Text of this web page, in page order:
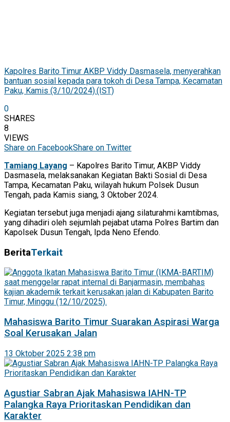
Kapolres Barito Timur AKBP Viddy Dasmasela, menyerahkan
bantuan sosial kepada para tokoh di Desa Tampa, Kecamatan
Paku, Kamis (3/10/2024).(IST)
0
SHARES
8
VIEWS
Share on FacebookShare on Twitter
Tamiang Layang – Kapolres Barito Timur, AKBP Viddy
Dasmasela, melaksanakan Kegiatan Bakti Sosial di Desa
Tampa, Kecamatan Paku, wilayah hukum Polsek Dusun
Tengah, pada Kamis siang, 3 Oktober 2024.
Kegiatan tersebut juga menjadi ajang silaturahmi kamtibmas,
yang dihadiri oleh sejumlah pejabat utama Polres Bartim dan
Kapolsek Dusun Tengah, Ipda Neno Efendo.
BeritaTerkait
Mahasiswa Barito Timur Suarakan Aspirasi Warga
Soal Kerusakan Jalan
13 Oktober 2025 2:38 pm
Agustiar Sabran Ajak Mahasiswa IAHN-TP
Palangka Raya Prioritaskan Pendidikan dan
Karakter